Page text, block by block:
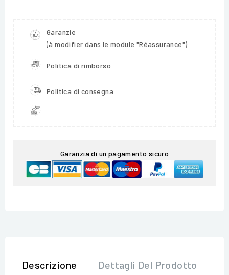
Garanzie
(à modifier dans le module "Réassurance")
Politica di rimborso
Politica di consegna
Garanzia di un pagamento sicuro
Descrizione Dettagli Del Prodotto